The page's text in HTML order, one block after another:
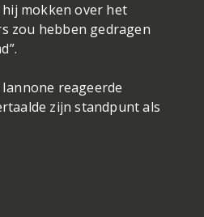
mokken over het
zou hebben gedragen
reageerde
zijn standpunt als